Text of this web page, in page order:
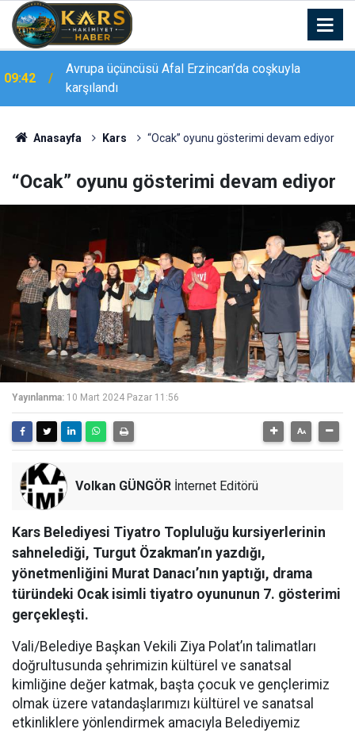
09:41 Palandöken’in orman varlığına inceleme
Anasayfa Kars “Ocak” oyunu gösterimi devam ediyor
“Ocak” oyunu gösterimi devam ediyor
Yayınlanma: 10 Mart 2024 Pazar 11:56
Volkan GÜNGÖR İnternet Editörü
Kars Belediyesi Tiyatro Topluluğu kursiyerlerinin
sahnelediği, Turgut Özakman’ın yazdığı,
yönetmenliğini Murat Danacı’nın yaptığı, drama
türündeki Ocak isimli tiyatro oyununun 7. gösterimi
gerçekleşti.
Vali/Belediye Başkan Vekili Ziya Polat’ın talimatları
doğrultusunda şehrimizin kültürel ve sanatsal
kimliğine değer katmak, başta çocuk ve gençlerimiz
olmak üzere vatandaşlarımızı kültürel ve sanatsal
etkinliklere yönlendirmek amacıyla Belediyemiz